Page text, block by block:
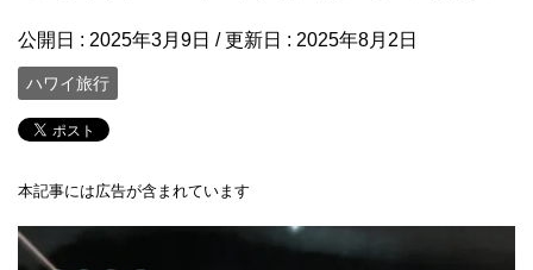
公開日 : 2025年3月9日 / 更新日 : 2025年8月2日
ハワイ旅行
本記事には広告が含まれています